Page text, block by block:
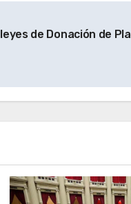
de Donación de